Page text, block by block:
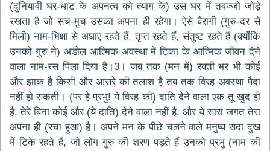
(दुनियावी घर-धाट के अपनत्व को त्याग के) उस घर में तवज्जो जोड़े
रखता है जो सच-मुच उसका अपना ही रहेगा। ऐसे बैरागी (गुरु-दर से
मिली) नाम-भिक्षा से अघाए रहते हैं, तृप्त रहते हैं, संतुष्ट रहते हैं (क्योंकि
उनको गुरु ने) अडोल आत्मिक अवस्था में टिका के आत्मिक जीवन देने
वाला नाम-रस पिला दिया है।3। जब तक (मन में) रक्ती भर भी कोई
और झाक है किसी और आसरे की तलाश है तब तक विरह अवस्था पैदा
नहीं हो सकती। (पर हे प्रभु! ये विरह की) दाति देने वाला एक तू खुद ही
है, तेरे बिना कोई और (ये दाति) देने वाला नहीं है, और ये सारा जगत तेरा
अपना ही (रचा हुआ) है। अपने मन के पीछे चलने वाले मनुष्य सदा दुख
में टिके रहते हैं, जो लोग गुरु की शरण पड़ते हैं उनको प्रभु (नाम की